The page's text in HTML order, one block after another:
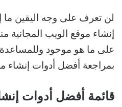
لن تعرف على وجه اليقين ما
إنشاء موقع الويب
على ما هو موجود
بمراجعة أفضل أدوات إنشاء
قائمة أفضل أدوات